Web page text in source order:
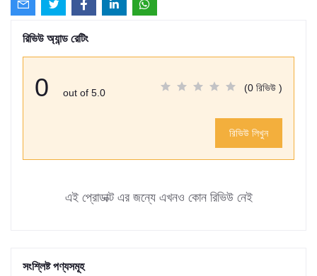
রিভিউ অ্যান্ড রেটিং
0 out of 5.0 (0 রিভিউ )
রিভিউ লিখুন
এই প্রোডাক্ট এর জন্যে এখনও কোন রিভিউ নেই
সংশ্লিষ্ট পণ্যসমূহ